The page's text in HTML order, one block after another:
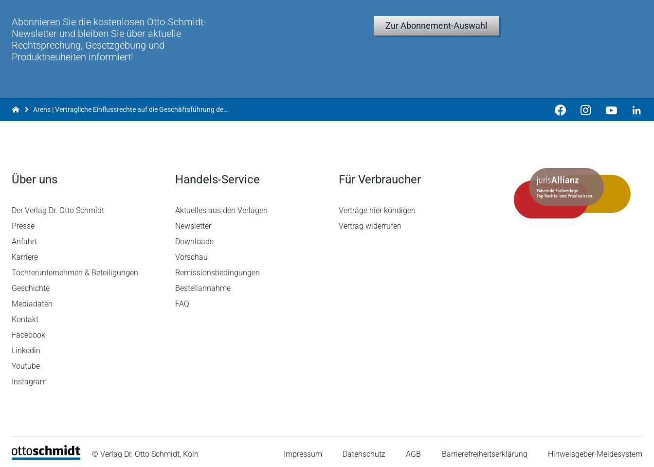
Abonnieren Sie die kostenlosen Otto-Schmidt-
Newsletter und bleiben Sie über aktuelle
Rechtsprechung, Gesetzgebung und
Produktneuheiten informiert!
Zur Abonnement-Auswahl
Arens | Vertragliche Einflussrechte auf die Geschäftsführung des Vorstandes durch ein Business Combination Agreement
Über uns
Der Verlag Dr. Otto Schmidt
Presse
Anfahrt
Karriere
Tochterunternehmen & Beteiligungen
Geschichte
Mediadaten
Kontakt
Facebook
Linkedin
Youtube
Instagram
Handels-Service
Aktuelles aus den Verlagen
Newsletter
Downloads
Vorschau
Remissionsbedingungen
Bestellannahme
FAQ
Für Verbraucher
Verträge hier kündigen
Vertrag widerrufen
© Verlag Dr. Otto Schmidt, Köln Impressum Datenschutz AGB Barrierefreiheitserklärung Hinweisgeber-Meldesystem